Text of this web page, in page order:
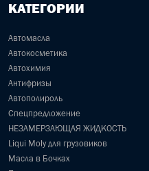
КАТЕГОРИИ
Автомасла
Автокосметика
Автохимия
Антифризы
Автополироль
Спецпредложение
НЕЗАМЕРЗАЮЩАЯ ЖИДКОСТЬ
Liqui Moly для грузовиков
Масла в Бочках